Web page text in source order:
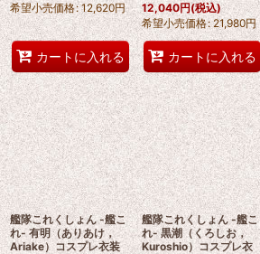
希望小売価格: 12,620円
カートに入れる
12,040円(税込)
希望小売価格: 21,980円
カートに入れる
艦隊これくしょん -艦こ
れ- 有明（ありあけ，
Ariake）コスプレ衣装
艦隊これくしょん -艦こ
れ- 黒潮（くろしお，
Kuroshio）コスプレ衣